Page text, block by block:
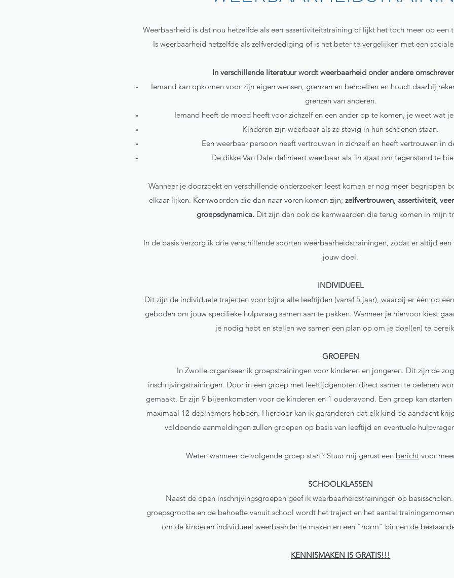
Weerbaarheid is dat nou hetzelfde als een assertiviteitstraining of lijkt het toch meer op een
Is weerbaarheid hetzelfde als zelfverdediging of is het beter te vergelijken met een
In verschillende literatuur wordt weerbaarheid onder andere
Iemand kan opkomen voor zijn eigen wensen, grenzen en behoeften en houdt daarbij
grenzen van anderen.
Iemand heeft de moed heeft voor zichzelf en een ander op te komen, je weet wat
Kinderen zijn weerbaar als ze stevig in hun schoenen staan.
Een weerbaar persoon heeft vertrouwen in zichzelf en heeft vertrouwen in
De dikke Van Dale definieert weerbaar als ‘in staat om tegenstand te
Wanneer je doorzoekt en verschillende onderzoeken leest komen er nog meer begrippen
elkaar lijken. Kernwoorden die dan naar voren komen zijn; zelfvertrouwen, assertiviteit,
groepsdynamica. Dit zijn dan ook de kernwaarden die terug komen in mijn
In de basis verzorg ik drie verschillende soorten weerbaarheidstrainingen, zodat er altijd
jouw doel.
INDIVIDUEEL
Dit zijn de individuele trajecten voor bijna alle leeftijden (vanaf 5 jaar), waarbij er één op
geboden om jouw specifieke hulpvraag samen aan te pakken. Wanneer je hiervoor kiest
je nodig hebt en stellen we samen een plan op om je doel(en) te
GROEPEN
In Zwolle organiseer ik groepstrainingen voor kinderen en jongeren. Dit zijn de
inschrijvingstrainingen. Door in een groep met leeftijdgenoten direct samen te oefenen
gemaakt. Er zijn 9 bijeenkomsten voor de kinderen en 1 ouderavond. Een groep kan
maximaal 12 deelnemers hebben. Hierdoor kan ik garanderen dat elk kind de aandacht
voldoende aanmeldingen zullen groepen op basis van leeftijd en eventuele
Weten wanneer de volgende groep start? Stuur mij gerust een bericht voor
SCHOOLKLASSEN
Naast de open inschrijvingsgroepen geef ik weerbaarheidstrainingen op
groepsgrootte en de behoefte vanuit school wordt het traject en het aantal
om de kinderen individueel weerbaarder te maken en een "norm" binnen de
KENNISMAKEN IS GRATIS!!!